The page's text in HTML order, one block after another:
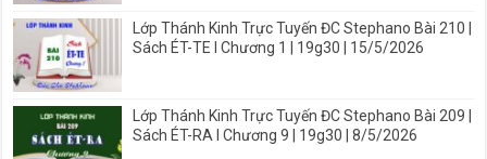
Lớp Thánh Kinh Trực Tuyến ĐC Stephano Bài 210 |
Sách ÉT-TE I Chương 1 | 19g30 | 15/5/2026
Lớp Thánh Kinh Trực Tuyến ĐC Stephano Bài 209 |
Sách ÉT-RA I Chương 9 | 19g30 | 8/5/2026